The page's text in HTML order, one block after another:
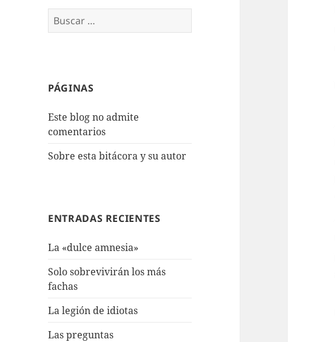
Buscar:
PÁGINAS
Este blog no admite
comentarios
Sobre esta bitácora y su autor
ENTRADAS RECIENTES
La «dulce amnesia»
Solo sobrevivirán los más
fachas
La legión de idiotas
Las preguntas